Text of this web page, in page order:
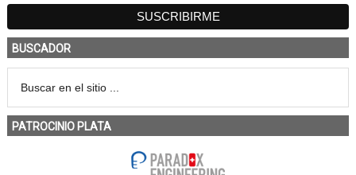
BUSCADOR
PATROCINIO PLATA